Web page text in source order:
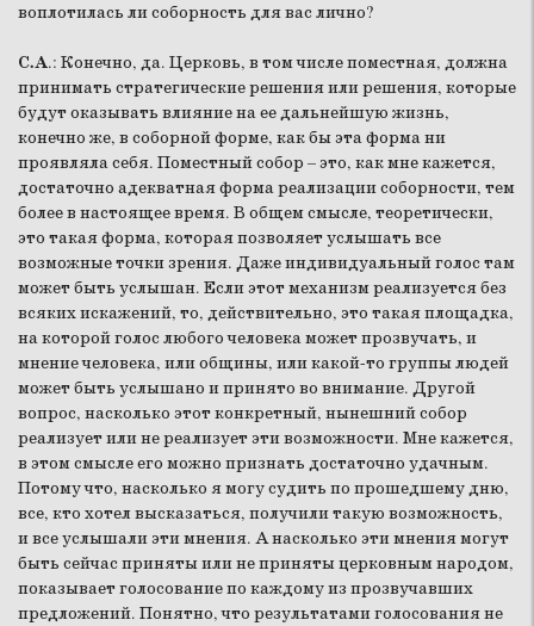
воплотилась ли соборность для вас лично?
С.А.: Конечно, да. Церковь, в том числе поместная, должна
принимать стратегические решения или решения, которые
будут оказывать влияние на ее дальнейшую жизнь,
конечно же, в соборной форме, как бы эта форма ни
проявляла себя. Поместный собор – это, как мне кажется,
достаточно адекватная форма реализации соборности, тем
более в настоящее время. В общем смысле, теоретически,
это такая форма, которая позволяет услышать все
возможные точки зрения. Даже индивидуальный голос там
может быть услышан. Если этот механизм реализуется без
всяких искажений, то, действительно, это такая площадка,
на которой голос любого человека может прозвучать, и
мнение человека, или общины, или какой-то группы людей
может быть услышано и принято во внимание. Другой
вопрос, насколько этот конкретный, нынешний собор
реализует или не реализует эти возможности. Мне кажется,
в этом смысле его можно признать достаточно удачным.
Потому что, насколько я могу судить по прошедшему дню,
все, кто хотел высказаться, получили такую возможность,
и все услышали эти мнения. А насколько эти мнения могут
быть сейчас приняты или не приняты церковным народом,
показывает голосование по каждому из прозвучавших
предложений. Понятно, что результатами голосования не